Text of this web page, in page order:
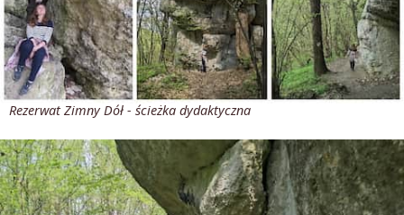
Rezerwat Zimny Dół - ścieżka dydaktyczna